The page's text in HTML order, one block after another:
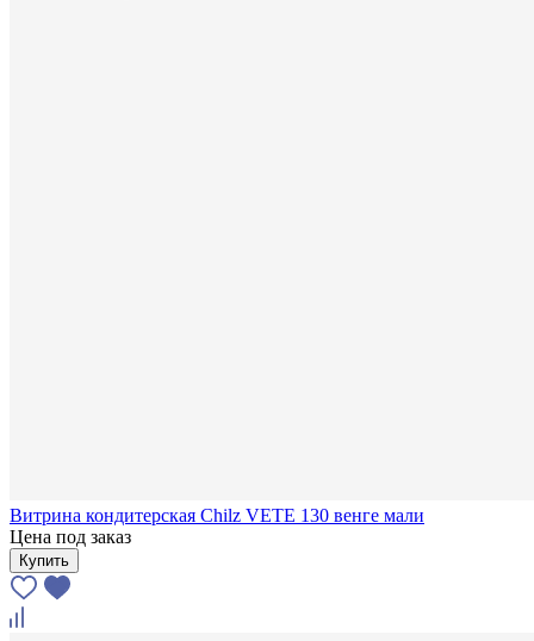
Витрина кондитерская Chilz VETE 130 венге мали
Цена под заказ
Купить